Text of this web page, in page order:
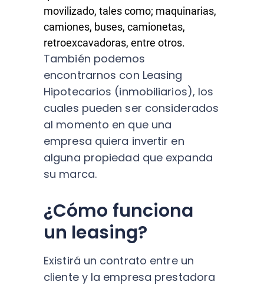
movilizado, tales como; maquinarias,
camiones, buses, camionetas,
retroexcavadoras, entre otros.
También podemos
encontrarnos con Leasing
Hipotecarios (inmobiliarios), los
cuales pueden ser considerados
al momento en que una
empresa quiera invertir en
alguna propiedad que expanda
su marca.
¿Cómo funciona
un leasing?
Existirá un contrato entre un
cliente y la empresa prestadora